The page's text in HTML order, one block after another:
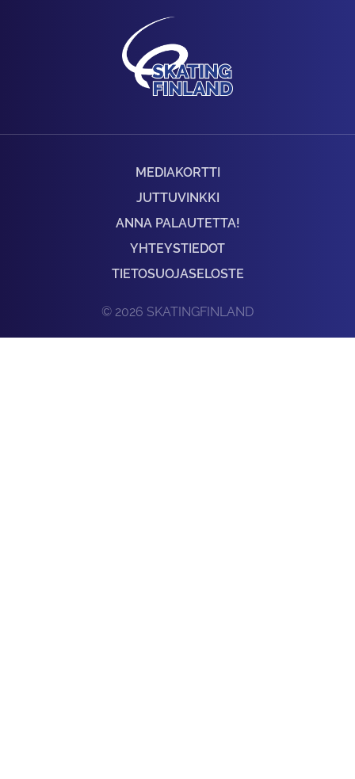
MEDIAKORTTI
JUTTUVINKKI
ANNA PALAUTETTA!
YHTEYSTIEDOT
TIETOSUOJASELOSTE
© 2026 SKATINGFINLAND